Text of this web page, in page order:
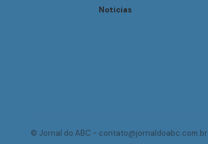
Noticias
© Jornal do ABC - contato@jornaldoabc.com.br